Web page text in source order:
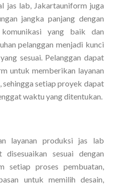
jas lab, Jakartauniform juga
jangka panjang dengan
yang baik dan
pelanggan menjadi kunci
sesuai. Pelanggan dapat
untuk memberikan layanan
setiap proyek dapat
waktu yang ditentukan.
layanan produksi jas lab
sesuai dengan
setiap proses pembuatan,
untuk memilih desain,